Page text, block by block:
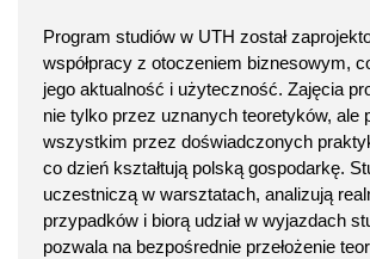
Program studiów w UTH został
współpracy z otoczeniem biznesowym,
jego aktualność i użyteczność. Zajęcia
nie tylko przez uznanych teoretyków, ale
wszystkim przez doświadczonych
co dzień kształtują polską gospodarkę.
uczestniczą w warsztatach, analizują
przypadków i biorą udział w wyjazdach
pozwala na bezpośrednie przełożenie